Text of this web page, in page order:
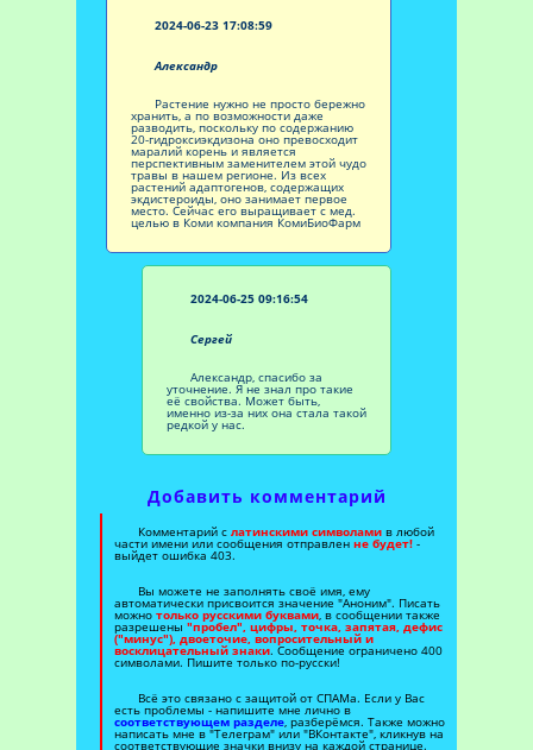
2024-06-23 17:08:59
Александр
Растение нужно не просто бережно
хранить, а по возможности даже
разводить, поскольку по содержанию
20-гидроксиэкдизона оно превосходит
маралий корень и является
перспективным заменителем этой чудо
травы в нашем регионе. Из всех
растений адаптогенов, содержащих
экдистероиды, оно занимает первое
место. Сейчас его выращивает с мед.
целью в Коми компания КомиБиоФарм
2024-06-25 09:16:54
Сергей
Александр, спасибо за
уточнение. Я не знал про такие
её свойства. Может быть,
именно из-за них она стала такой
редкой у нас.
Добавить комментарий
Комментарий с латинскими символами в любой
части имени или сообщения отправлен не будет! -
выйдет ошибка 403.
Вы можете не заполнять своё имя, ему
автоматически присвоится значение "Аноним". Писать
можно только русскими буквами , в сообщении также
разрешены "пробел", цифры, точка, запятая, дефис
("минус"), двоеточие, вопросительный и
восклицательный знаки. Сообщение ограничено 400
символами. Пишите только по-русски!
Всё это связано с защитой от СПАМа. Если у Вас
есть проблемы - напишите мне лично в
соответствующем разделе , разберёмся. Также можно
написать мне в "Телеграм" или "ВКонтакте", кликнув на
соответствующие значки внизу на каждой странице.